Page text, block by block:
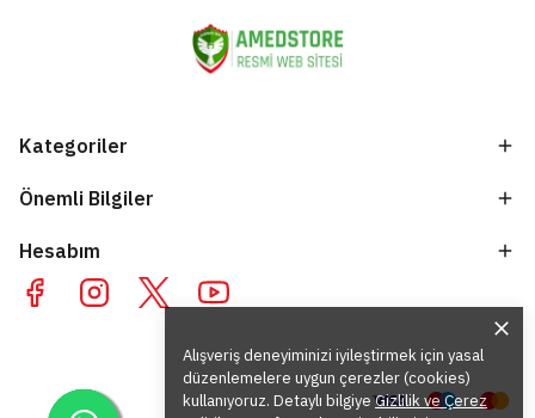
Alışveriş deneyiminizi iyileştirmek için yasal
düzenlemelere uygun çerezler (cookies)
kullanıyoruz. Detaylı bilgiyeGizlilik ve Çerez
Kategoriler
Önemli Bilgiler
Hesabım